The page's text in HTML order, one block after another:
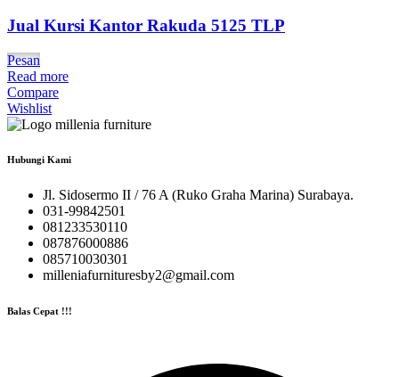
Jual Kursi Kantor Rakuda 5125 TLP
Pesan
Read more
Compare
Wishlist
Hubungi Kami
Jl. Sidosermo II / 76 A (Ruko Graha Marina) Surabaya.
031-99842501
081233530110
087876000886
085710030301
milleniafurnituresby2@gmail.com
Balas Cepat !!!